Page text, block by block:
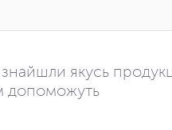
якусь
допоможуть